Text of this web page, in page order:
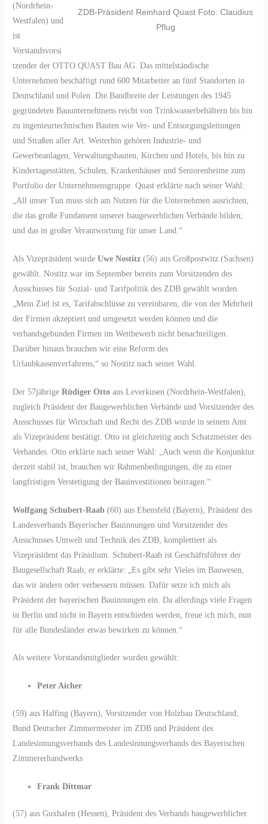
ZDB-Präsident Reinhard Quast Foto: Claudius
Pflug
(Nordrhein-
Westfalen) und
ist
Vorstandsvorsi
tzender der OTTO QUAST Bau AG. Das mittelständische
Unternehmen beschäftigt rund 600 Mitarbeiter an fünf Standorten in
Deutschland und Polen. Die Bandbreite der Leistungen des 1945
gegründeten Bauunternehmens reicht von Trinkwasserbehältern bis hin
zu ingenieurtechnischen Bauten wie Ver- und Entsorgungsleitungen
und Straßen aller Art. Weiterhin gehören Industrie- und
Gewerbeanlagen, Verwaltungsbauten, Kirchen und Hotels, bis hin zu
Kindertagesstätten, Schulen, Krankenhäuser und Seniorenheime zum
Portfolio der Unternehmensgruppe. Quast erklärte nach seiner Wahl:
„All unser Tun muss sich am Nutzen für die Unternehmen ausrichten,
die das große Fundament unserer baugewerblichen Verbände bilden;
und das in großer Verantwortung für unser Land.“
Als Vizepräsident wurdeUwe Nostitz (56) aus Großpostwitz (Sachsen)
gewählt. Nostitz war im September bereits zum Vorsitzenden des
Ausschusses für Sozial- und Tarifpolitik des ZDB gewählt worden.
„Mein Ziel ist es, Tarifabschlüsse zu vereinbaren, die von der Mehrheit
der Firmen akzeptiert und umgesetzt werden können und die
verbandsgebunden Firmen im Wettbewerb nicht benachteiligen.
Darüber hinaus brauchen wir eine Reform des
Urlaubkassenverfahrens,“ so Nostitz nach seiner Wahl.
Der 57jährigeRüdiger Ottoaus Leverkusen (Nordrhein-Westfalen),
zugleich Präsident der Baugewerblichen Verbände und Vorsitzender des
Ausschusses für Wirtschaft und Recht des ZDB wurde in seinem Amt
als Vizepräsident bestätigt. Otto ist gleichzeitig auch Schatzmeister des
Verbandes. Otto erklärte nach seiner Wahl: „Auch wenn die Konjunktur
derzeit stabil ist, brauchen wir Rahmenbedingungen, die zu einer
langfristigen Verstetigung der Bauinvestitionen beitragen.“
Wolfgang Schubert-Raab (60) aus Ebensfeld (Bayern), Präsident des
Landesverbands Bayerischer Bauinnungen und Vorsitzender des
Ausschusses Umwelt und Technik des ZDB, komplettiert als
Vizepräsident das Präsidium. Schubert-Raab ist Geschäftsführer der
Baugesellschaft Raab; er erklärte: „Es gibt sehr Vieles im Bauwesen,
das wir ändern oder verbessern müssen. Dafür setze ich mich als
Präsident der bayerischen Bauinnungen ein. Da allerdings viele Fragen
in Berlin und nicht in Bayern entschieden werden, freue ich mich, nun
für alle Bundesländer etwas bewirken zu können.“
Als weitere Vorstandsmitglieder wurden gewählt:
Peter Aicher
(59) aus Halfing (Bayern), Vorsitzender von Holzbau Deutschland,
Bund Deutscher Zimmermeister im ZDB und Präsident des
Landesinnungsverbands des Landesinnungsverbands des Bayerischen
Zimmererhandwerks
Frank Dittmar
(57) aus Guxhafen (Hessen), Präsident des Verbands baugewerblicher